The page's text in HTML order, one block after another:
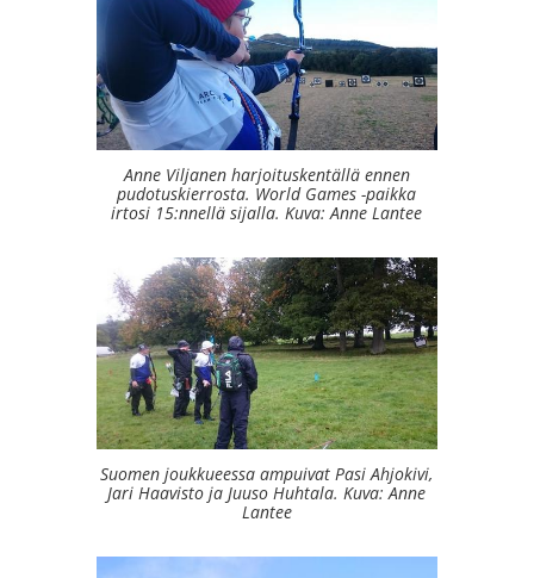
Anne Viljanen harjoituskentällä ennen
pudotuskierrosta. World Games -paikka
irtosi 15:nnellä sijalla. Kuva: Anne Lantee
Suomen joukkueessa ampuivat Pasi Ahjokivi,
Jari Haavisto ja Juuso Huhtala. Kuva: Anne
Lantee